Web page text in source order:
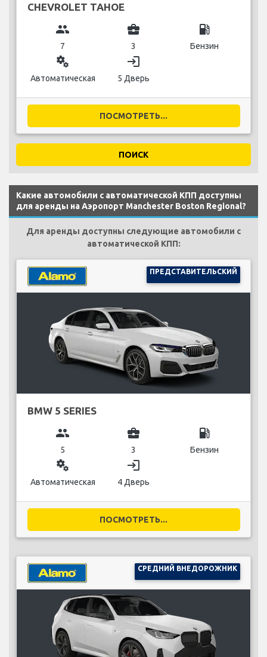
CHEVROLET TAHOE
group
7
business_center
3
local_gas_station
Бензин
miscellaneous_services
Автоматическая
login
5 Дверь
ПОСМОТРЕТЬ...
ПОИСК
Какие автомобили с автоматической КПП доступны
для аренды на Аэропорт Manchester Boston Regional?
Для аренды доступны следующие автомобили с
автоматической КПП:
ПРЕДСТАВИТЕЛЬСКИЙ
BMW 5 SERIES
group
5
business_center
3
local_gas_station
Бензин
miscellaneous_services
Автоматическая
login
4 Дверь
ПОСМОТРЕТЬ...
СРЕДНИЙ ВНЕДОРОЖНИК